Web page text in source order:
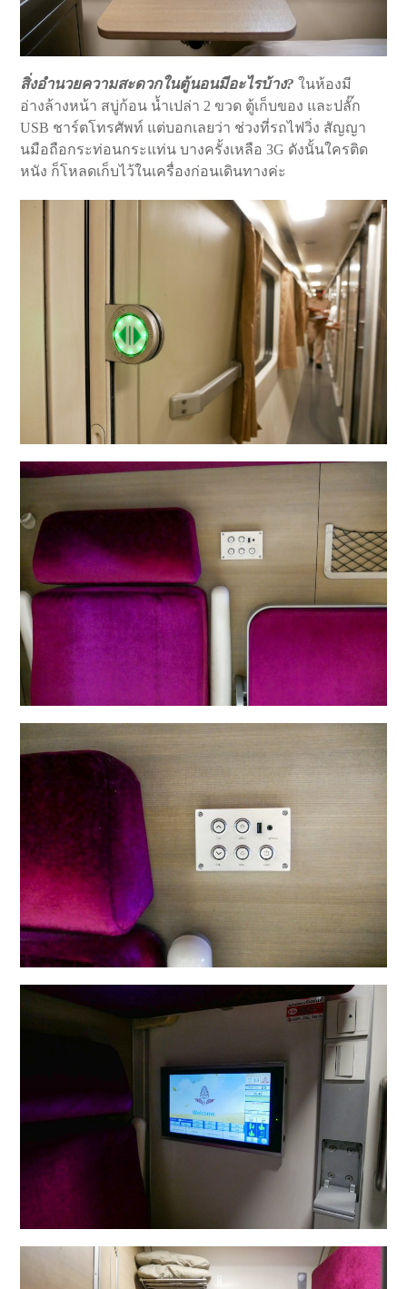
สิ่งอำนวยความสะดวกในตู้นอนมีอะไรบ้าง? ในห้องมี
อ่างล้างหน้า สบู่ก้อน น้ำเปล่า 2 ขวด ตู้เก็บของ และปลั๊ก
USB ชาร์ตโทรศัพท์ แต่บอกเลยว่า ช่วงที่รถไฟวิ่ง สัญญา
นมือถือกระท่อนกระแท่น บางครั้งเหลือ 3G ดังนั้นใครติด
หนัง ก็โหลดเก็บไว้ในเครื่องก่อนเดินทางค่ะ